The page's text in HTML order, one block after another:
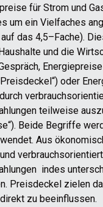
für Strom und
um ein Vielfaches an
das 4,5–Fache).
und die
Energiepreise
Preisdeckel“) oder
durch verbrauchs
teilweise
). Beide Begriffe
Aus
lungen indes
Preisdeckel zielen
direkt zu beeinflussen.